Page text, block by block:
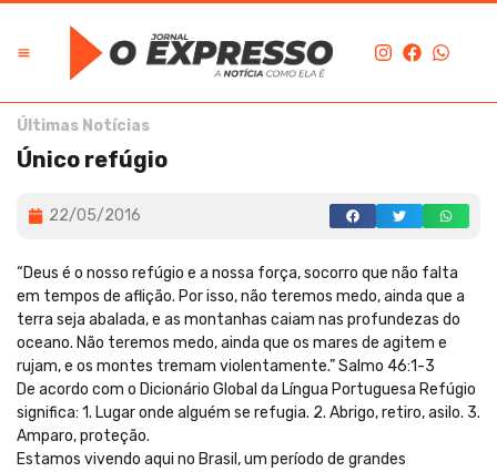
Últimas Notícias
Único refúgio
22/05/2016
“Deus é o nosso refúgio e a nossa força, socorro que não falta
em tempos de aflição. Por isso, não teremos medo, ainda que a
terra seja abalada, e as montanhas caiam nas profundezas do
oceano. Não teremos medo, ainda que os mares de agitem e
rujam, e os montes tremam violentamente.” Salmo 46:1-3
De acordo com o Dicionário Global da Língua Portuguesa Refúgio
significa: 1. Lugar onde alguém se refugia. 2. Abrigo, retiro, asilo. 3.
Amparo, proteção.
Estamos vivendo aqui no Brasil, um período de grandes